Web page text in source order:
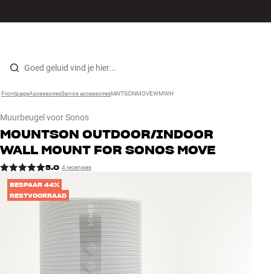
Skip to content
Luidsprekers
Koptelefoons
Surround
Tv
Systeem
Kabels
Frontpage ›
Accessoires ›
Sonos accessoires ›
MNTSONMOVEWMWH
Muurbeugel voor Sonos
MOUNTSON OUTDOOR/INDOOR
WALL MOUNT FOR SONOS MOVE
5.0 4 recensies
BESPAAR 44%
RESTVOORRAAD